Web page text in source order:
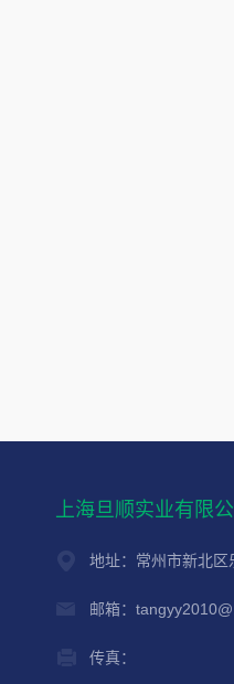
上海旦顺实业有限公
地址：常州市新北
邮箱：
传真：